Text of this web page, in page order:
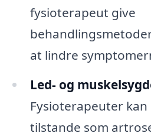
fysioterapeut give
at lindre
Led- og
Fysioterapeuter
tilstande som